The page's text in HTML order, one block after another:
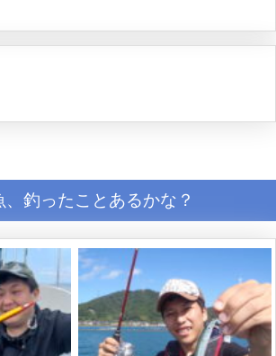
、釣ったことあるかな？